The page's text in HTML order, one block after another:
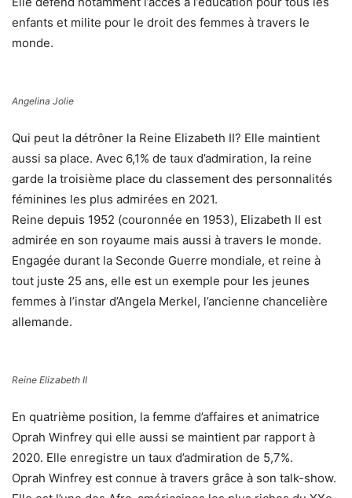
enfants et milite pour le droit des femmes à travers le
monde.
Angelina Jolie
Qui peut la détrôner la Reine Elizabeth II? Elle maintient
aussi sa place. Avec 6,1% de taux d’admiration, la reine
garde la troisième place du classement des personnalités
féminines les plus admirées en 2021.
Reine depuis 1952 (couronnée en 1953), Elizabeth II est
admirée en son royaume mais aussi à travers le monde.
Engagée durant la Seconde Guerre mondiale, et reine à
tout juste 25 ans, elle est un exemple pour les jeunes
femmes à l’instar d’Angela Merkel, l’ancienne chancelière
allemande.
Reine Elizabeth II
En quatrième position, la femme d’affaires et animatrice
Oprah Winfrey qui elle aussi se maintient par rapport à
2020. Elle enregistre un taux d’admiration de 5,7%.
Oprah Winfrey est connue à travers grâce à son talk-show.